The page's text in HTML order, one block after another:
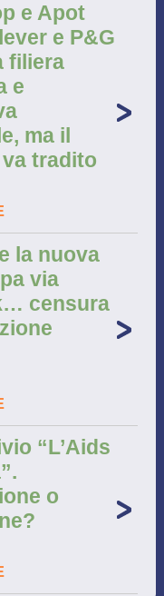
e Apot
e P&G
filiera
e
ma il
tradito
la nuova
via
censura
“L’Aids
o